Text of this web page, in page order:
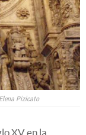
Elena Pizicato
XV en la